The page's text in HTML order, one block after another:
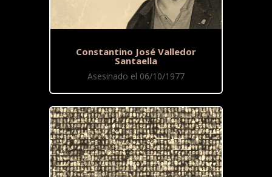
Constantino José Valledor
Santaella
Asesinado el 06/10/1977